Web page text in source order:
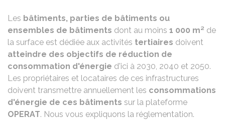
Les bâtiments, parties de bâtiments ou
ensembles de bâtiments dont au moins 1 000 m² de
la surface est dédiée aux activités tertiaires doivent
atteindre des objectifs de réduction de
consommation d'énergie d'ici à 2030, 2040 et 2050.
Les propriétaires et locataires de ces infrastructures
doivent transmettre annuellement les consommations
d'énergie de ces bâtiments sur la plateforme
OPERAT. Nous vous expliquons la réglementation.